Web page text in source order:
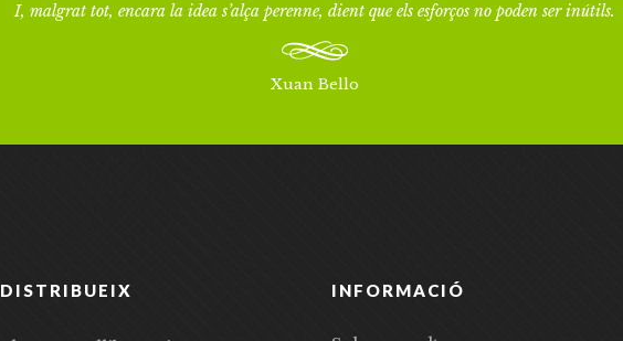
I, malgrat tot, encara la idea s’alça perenne, dient que els esforços no poden ser inútils.
Xuan Bello
DISTRIBUEIX INFORMACIÓ